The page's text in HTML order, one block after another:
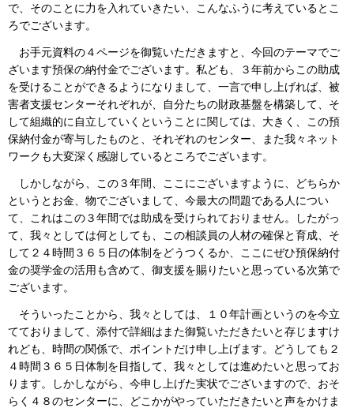
で、そのことに力を入れていきたい、こんなふうに考えているとこ
ろでございます。
お手元資料の４ページを御覧いただきますと、今回のテーマでご
ざいます預保の納付金でございます。私ども、３年前からこの助成
を受けることができるようになりまして、一言で申し上げれば、被
害者支援センターそれぞれが、自分たちの財政基盤を構築して、そ
して組織的に自立していくということに関しては、大きく、この預
保納付金が寄与したものと、それぞれのセンター、また我々ネット
ワークも大変深く感謝しているところでございます。
しかしながら、この３年間、ここにございますように、どちらか
というとお金、物でございまして、今最大の問題である人につい
て、これはこの３年間では助成を受けられておりません。したがっ
て、我々としては何としても、この相談員の人材の確保と育成、そ
して２４時間３６５日の体制をどうつくるか、ここにぜひ預保納付
金の奨学金の活用も含めて、御支援を賜りたいと思っている次第で
ございます。
そういったことから、我々としては、１０年計画というのを今立
てておりまして、添付で詳細はまた御覧いただきたいと存じますけ
れども、時間の関係で、ポイントだけ申し上げます。どうしても２
４時間３６５日体制を目指して、我々としては進めたいと思ってお
ります。しかしながら、今申し上げた実状でございますので、おそ
らく４８のセンターに、どこかがやっていただきたいと声をかけま